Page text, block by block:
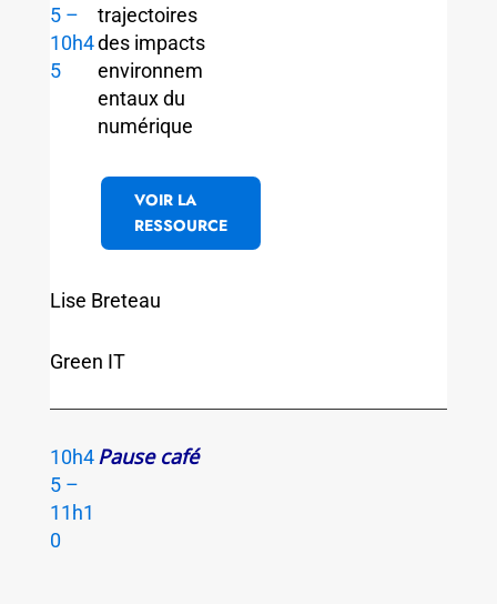
5 –
10h4
5
trajectoires
des impacts
environnem
entaux du
numérique
VOIR LA
RESSOURCE
Lise Breteau
Green IT
10h4
5 –
11h1
0
Pause café